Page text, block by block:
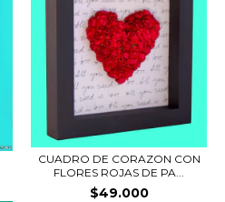
CUADRO DE CORAZON CON
FLORES ROJAS DE PA...
$49.000